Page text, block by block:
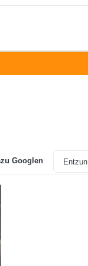
Googlen Entzun